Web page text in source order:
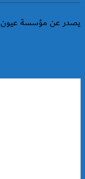
يصدر عن مؤسسة عيون